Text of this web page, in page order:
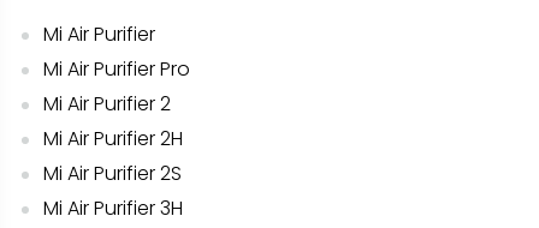
Mi Air Purifier
Mi Air Purifier Pro
Mi Air Purifier 2
Mi Air Purifier 2H
Mi Air Purifier 2S
Mi Air Purifier 3H